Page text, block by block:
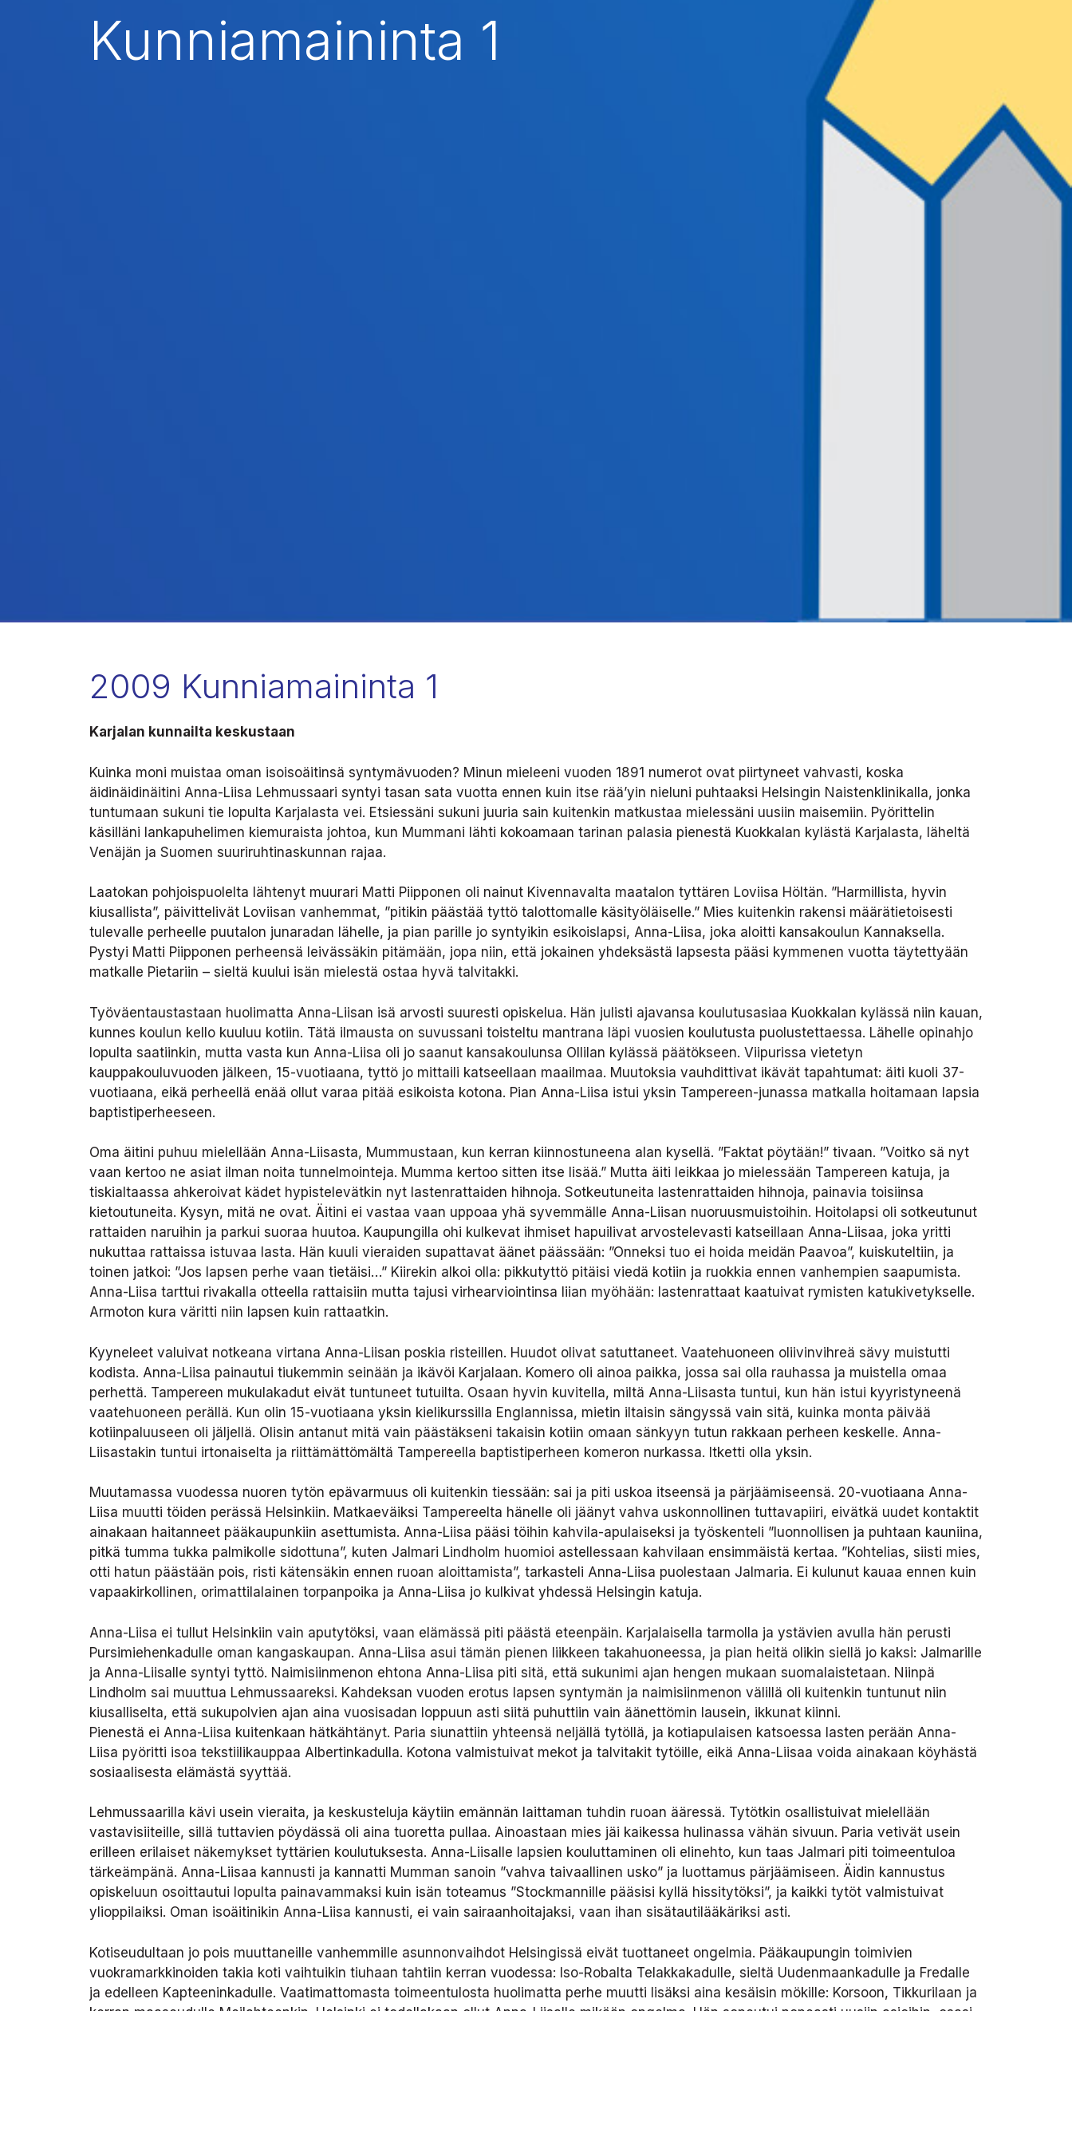
Kunniamaininta 1
2009 Kunniamaininta 1
Karjalan kunnailta keskustaan
Kuinka moni muistaa oman isoisoäitinsä syntymävuoden? Minun mieleeni vuoden 1891 numerot ovat piirtyneet vahvasti, koska
äidinäidinäitini Anna-Liisa Lehmussaari syntyi tasan sata vuotta ennen kuin itse rää’yin nieluni puhtaaksi Helsingin Naistenklinikalla, jonka
tuntumaan sukuni tie lopulta Karjalasta vei. Etsiessäni sukuni juuria sain kuitenkin matkustaa mielessäni uusiin maisemiin. Pyörittelin
käsilläni lankapuhelimen kiemuraista johtoa, kun Mummani lähti kokoamaan tarinan palasia pienestä Kuokkalan kylästä Karjalasta, läheltä
Venäjän ja Suomen suuriruhtinaskunnan rajaa.
Laatokan pohjoispuolelta lähtenyt muurari Matti Piipponen oli nainut Kivennavalta maatalon tyttären Loviisa Höltän. ”Harmillista, hyvin
kiusallista”, päivittelivät Loviisan vanhemmat, ”pitikin päästää tyttö talottomalle käsityöläiselle.” Mies kuitenkin rakensi määrätietoisesti
tulevalle perheelle puutalon junaradan lähelle, ja pian parille jo syntyikin esikoislapsi, Anna-Liisa, joka aloitti kansakoulun Kannaksella.
Pystyi Matti Piipponen perheensä leivässäkin pitämään, jopa niin, että jokainen yhdeksästä lapsesta pääsi kymmenen vuotta täytettyään
matkalle Pietariin – sieltä kuului isän mielestä ostaa hyvä talvitakki.
Työväentaustastaan huolimatta Anna-Liisan isä arvosti suuresti opiskelua. Hän julisti ajavansa koulutusasiaa Kuokkalan kylässä niin kauan,
kunnes koulun kello kuuluu kotiin. Tätä ilmausta on suvussani toisteltu mantrana läpi vuosien koulutusta puolustettaessa. Lähelle opinahjo
lopulta saatiinkin, mutta vasta kun Anna-Liisa oli jo saanut kansakoulunsa Ollilan kylässä päätökseen. Viipurissa vietetyn
kauppakouluvuoden jälkeen, 15-vuotiaana, tyttö jo mittaili katseellaan maailmaa. Muutoksia vauhdittivat ikävät tapahtumat: äiti kuoli 37-
vuotiaana, eikä perheellä enää ollut varaa pitää esikoista kotona. Pian Anna-Liisa istui yksin Tampereen-junassa matkalla hoitamaan lapsia
baptistiperheeseen.
Oma äitini puhuu mielellään Anna-Liisasta, Mummustaan, kun kerran kiinnostuneena alan kysellä. ”Faktat pöytään!” tivaan. ”Voitko sä nyt
vaan kertoo ne asiat ilman noita tunnelmointeja. Mumma kertoo sitten itse lisää.” Mutta äiti leikkaa jo mielessään Tampereen katuja, ja
tiskialtaassa ahkeroivat kädet hypistelevätkin nyt lastenrattaiden hihnoja. Sotkeutuneita lastenrattaiden hihnoja, painavia toisiinsa
kietoutuneita. Kysyn, mitä ne ovat. Äitini ei vastaa vaan uppoaa yhä syvemmälle Anna-Liisan nuoruusmuistoihin. Hoitolapsi oli sotkeutunut
rattaiden naruihin ja parkui suoraa huutoa. Kaupungilla ohi kulkevat ihmiset hapuilivat arvostelevasti katseillaan Anna-Liisaa, joka yritti
nukuttaa rattaissa istuvaa lasta. Hän kuuli vieraiden supattavat äänet päässään: ”Onneksi tuo ei hoida meidän Paavoa”, kuiskuteltiin, ja
toinen jatkoi: ”Jos lapsen perhe vaan tietäisi…” Kiirekin alkoi olla: pikkutyttö pitäisi viedä kotiin ja ruokkia ennen vanhempien saapumista.
Anna-Liisa tarttui rivakalla otteella rattaisiin mutta tajusi virhearviointinsa liian myöhään: lastenrattaat kaatuivat rymisten katukivetykselle.
Armoton kura väritti niin lapsen kuin rattaatkin.
Kyyneleet valuivat notkeana virtana Anna-Liisan poskia risteillen. Huudot olivat satuttaneet. Vaatehuoneen oliivinvihreä sävy muistutti
kodista. Anna-Liisa painautui tiukemmin seinään ja ikävöi Karjalaan. Komero oli ainoa paikka, jossa sai olla rauhassa ja muistella omaa
perhettä. Tampereen mukulakadut eivät tuntuneet tutuilta. Osaan hyvin kuvitella, miltä Anna-Liisasta tuntui, kun hän istui kyyristyneenä
vaatehuoneen perällä. Kun olin 15-vuotiaana yksin kielikurssilla Englannissa, mietin iltaisin sängyssä vain sitä, kuinka monta päivää
kotiinpaluuseen oli jäljellä. Olisin antanut mitä vain päästäkseni takaisin kotiin omaan sänkyyn tutun rakkaan perheen keskelle. Anna-
Liisastakin tuntui irtonaiselta ja riittämättömältä Tampereella baptistiperheen komeron nurkassa. Itketti olla yksin.
Muutamassa vuodessa nuoren tytön epävarmuus oli kuitenkin tiessään: sai ja piti uskoa itseensä ja pärjäämiseensä. 20-vuotiaana Anna-
Liisa muutti töiden perässä Helsinkiin. Matkaeväiksi Tampereelta hänelle oli jäänyt vahva uskonnollinen tuttavapiiri, eivätkä uudet kontaktit
ainakaan haitanneet pääkaupunkiin asettumista. Anna-Liisa pääsi töihin kahvila-apulaiseksi ja työskenteli ”luonnollisen ja puhtaan kauniina,
pitkä tumma tukka palmikolle sidottuna”, kuten Jalmari Lindholm huomioi astellessaan kahvilaan ensimmäistä kertaa. ”Kohtelias, siisti mies,
otti hatun päästään pois, risti kätensäkin ennen ruoan aloittamista”, tarkasteli Anna-Liisa puolestaan Jalmaria. Ei kulunut kauaa ennen kuin
vapaakirkollinen, orimattilalainen torpanpoika ja Anna-Liisa jo kulkivat yhdessä Helsingin katuja.
Anna-Liisa ei tullut Helsinkiin vain aputytöksi, vaan elämässä piti päästä eteenpäin. Karjalaisella tarmolla ja ystävien avulla hän perusti
Pursimiehenkadulle oman kangaskaupan. Anna-Liisa asui tämän pienen liikkeen takahuoneessa, ja pian heitä olikin siellä jo kaksi: Jalmarille
ja Anna-Liisalle syntyi tyttö. Naimisiinmenon ehtona Anna-Liisa piti sitä, että sukunimi ajan hengen mukaan suomalaistetaan. Niinpä
Lindholm sai muuttua Lehmussaareksi. Kahdeksan vuoden erotus lapsen syntymän ja naimisiinmenon välillä oli kuitenkin tuntunut niin
kiusalliselta, että sukupolvien ajan aina vuosisadan loppuun asti siitä puhuttiin vain äänettömin lausein, ikkunat kiinni.
Pienestä ei Anna-Liisa kuitenkaan hätkähtänyt. Paria siunattiin yhteensä neljällä tytöllä, ja kotiapulaisen katsoessa lasten perään Anna-
Liisa pyöritti isoa tekstiilikauppaa Albertinkadulla. Kotona valmistuivat mekot ja talvitakit tytöille, eikä Anna-Liisaa voida ainakaan köyhästä
sosiaalisesta elämästä syyttää.
Lehmussaarilla kävi usein vieraita, ja keskusteluja käytiin emännän laittaman tuhdin ruoan ääressä. Tytötkin osallistuivat mielellään
vastavisiiteille, sillä tuttavien pöydässä oli aina tuoretta pullaa. Ainoastaan mies jäi kaikessa hulinassa vähän sivuun. Paria vetivät usein
erilleen erilaiset näkemykset tyttärien koulutuksesta. Anna-Liisalle lapsien kouluttaminen oli elinehto, kun taas Jalmari piti toimeentuloa
tärkeämpänä. Anna-Liisaa kannusti ja kannatti Mumman sanoin ”vahva taivaallinen usko” ja luottamus pärjäämiseen. Äidin kannustus
opiskeluun osoittautui lopulta painavammaksi kuin isän toteamus ”Stockmannille pääsisi kyllä hissitytöksi”, ja kaikki tytöt valmistuivat
ylioppilaiksi. Oman isoäitinikin Anna-Liisa kannusti, ei vain sairaanhoitajaksi, vaan ihan sisätautilääkäriksi asti.
Kotiseudultaan jo pois muuttaneille vanhemmille asunnonvaihdot Helsingissä eivät tuottaneet ongelmia. Pääkaupungin toimivien
vuokramarkkinoiden takia koti vaihtuikin tiuhaan tahtiin kerran vuodessa: Iso-Robalta Telakkakadulle, sieltä Uudenmaankadulle ja Fredalle
ja edelleen Kapteeninkadulle. Vaatimattomasta toimeentulosta huolimatta perhe muutti lisäksi aina kesäisin mökille: Korsoon, Tikkurilaan ja
kerran maaseudulle Meilahteenkin. Helsinki ei todellakaan ollut Anna-Liisalle mikään ongelma. Hän sopeutui nopeasti uusiin asioihin, osasi